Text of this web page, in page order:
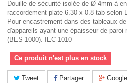
Douille de sécurité isolée de Ø 4mm à
raccordement plate 6.30 x 0.8 tab selon
Pour encastrement dans des tableaux
d'appareils ayant une épaisseur de
(BES 1000). IEC-1010
Ce produit n'est plus en stock
Tweet Partager